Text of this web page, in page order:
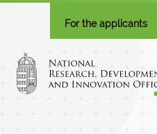
For the applicants